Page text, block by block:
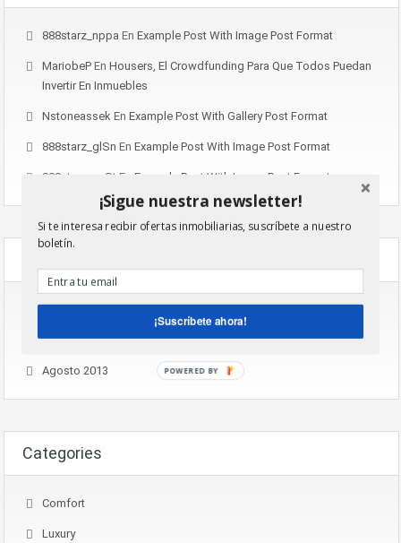
888starz_nppa En Example Post With Image Post Format
MariobeP En Housers, El Crowdfunding Para Que Todos Puedan
Invertir En Inmuebles
Nstoneassek En Example Post With Gallery Post Format
888starz_glSn En Example Post With Image Post Format
888starz_aeSt En Example Post With Image Post Format
Agosto 2015
Agosto 2013
Categories
Comfort
Luxury
¡Sigue nuestra newsletter!
Si te interesa recibir ofertas inmobiliarias, suscríbete a nuestro
boletín.
¡Suscríbete ahora!
POWERED BY